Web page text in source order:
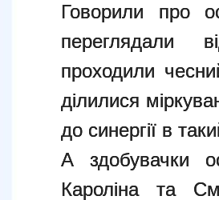
Говорили про
переглядали
проходили
ділилися
до синергії в
А здобувачки
Кароліна та